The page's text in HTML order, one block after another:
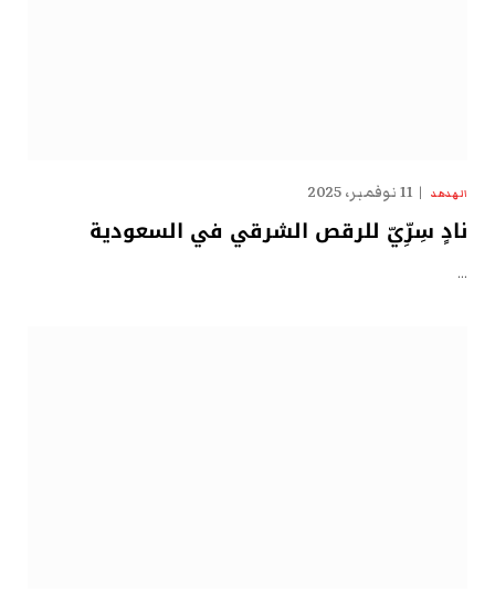
الهدهد 11 نوفمبر، 2025
نادٍ سِرِّيّ للرقص الشرقي في السعودية
…